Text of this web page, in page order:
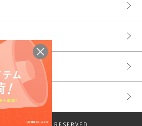
ALL RIGHTS RESERVED.